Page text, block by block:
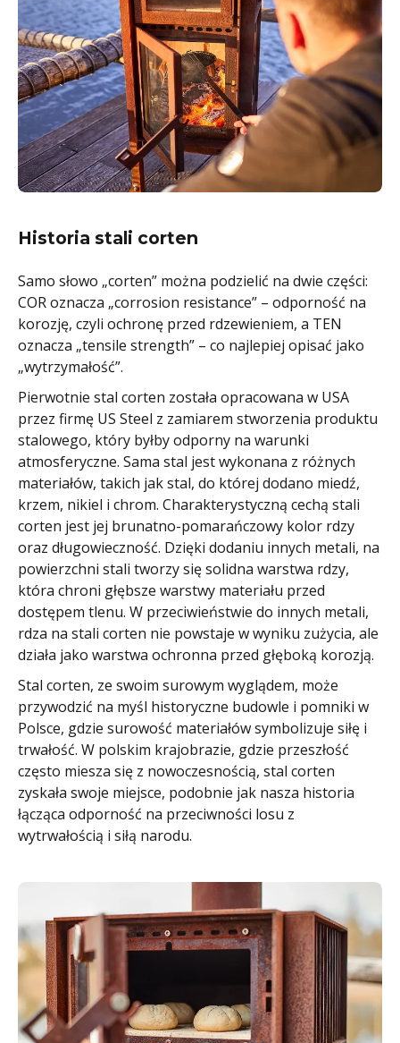
Historia stali corten
Samo słowo „corten” można podzielić na dwie części:
COR oznacza „corrosion resistance” – odporność na
korozję, czyli ochronę przed rdzewieniem, a TEN
oznacza „tensile strength” – co najlepiej opisać jako
„wytrzymałość”.
Pierwotnie stal corten została opracowana w USA
przez firmę US Steel z zamiarem stworzenia produktu
stalowego, który byłby odporny na warunki
atmosferyczne. Sama stal jest wykonana z różnych
materiałów, takich jak stal, do której dodano miedź,
krzem, nikiel i chrom. Charakterystyczną cechą stali
corten jest jej brunatno-pomarańczowy kolor rdzy
oraz długowieczność. Dzięki dodaniu innych metali, na
powierzchni stali tworzy się solidna warstwa rdzy,
która chroni głębsze warstwy materiału przed
dostępem tlenu. W przeciwieństwie do innych metali,
rdza na stali corten nie powstaje w wyniku zużycia, ale
działa jako warstwa ochronna przed głęboką korozją.
Stal corten, ze swoim surowym wyglądem, może
przywodzić na myśl historyczne budowle i pomniki w
Polsce, gdzie surowość materiałów symbolizuje siłę i
trwałość. W polskim krajobrazie, gdzie przeszłość
często miesza się z nowoczesnością, stal corten
zyskała swoje miejsce, podobnie jak nasza historia
łącząca odporność na przeciwności losu z
wytrwałością i siłą narodu.